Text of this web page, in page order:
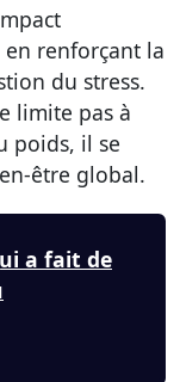
renforçant la
du stress.
limite pas à
poids, il se
être global.
a fait de